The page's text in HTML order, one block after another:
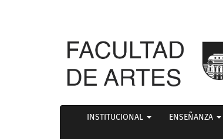
INSTITUCIONAL ENSEÑANZA